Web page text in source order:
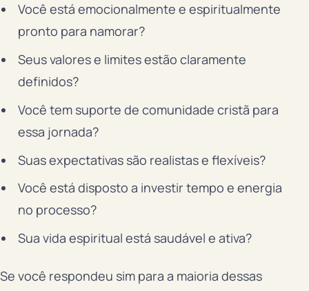
Você está emocionalmente e espiritualmente
pronto para namorar?
Seus valores e limites estão claramente
definidos?
Você tem suporte de comunidade cristã para
essa jornada?
Suas expectativas são realistas e flexíveis?
Você está disposto a investir tempo e energia
no processo?
Sua vida espiritual está saudável e ativa?
Se você respondeu sim para a maioria dessas